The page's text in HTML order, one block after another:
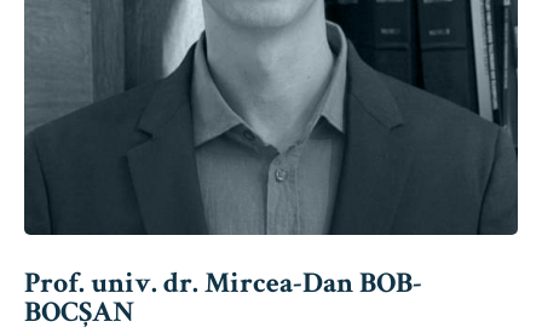
Prof. univ. dr. Mircea-Dan BOB-
BOCȘAN